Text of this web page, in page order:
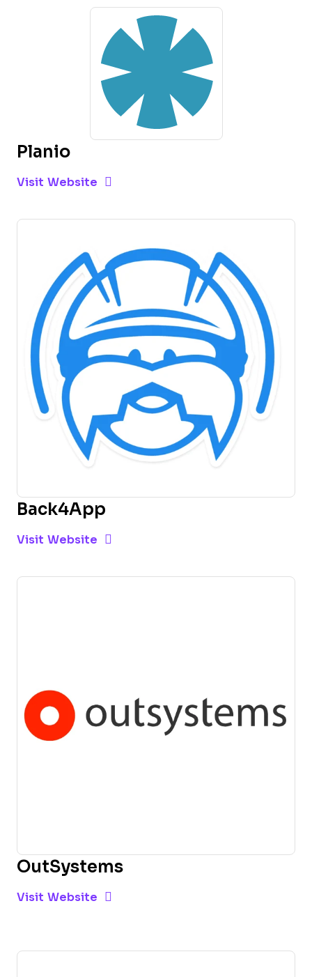
Planio
Visit Website Opens New Window
Back4App
Visit Website Opens New Window
OutSystems
Visit Website Opens New Window